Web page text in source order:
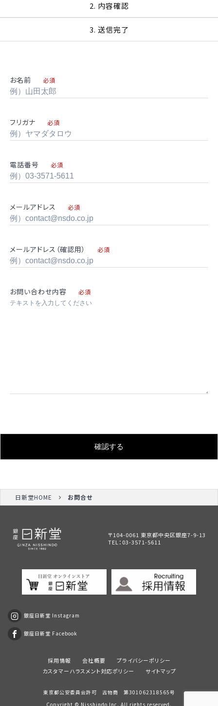
2. 内容確認
3. 送信完了
お名前 必須
フリガナ 必須
電話番号 必須
メールアドレス 必須
メールアドレス（確認用） 必須
お問い合わせ内容 必須
日新堂HOME お問合せ
〒104-0061 東京都中央区銀座7-9-13
TEL： 03-3571-5611
銀座日新堂 Instagram
銀座日新堂 Facebook
採用情報 会社概要
プライバシーポリシー
カスタマーハラスメント対応ポリシー
サイトマップ
東京都公安委員会許可 古物商 第301062318565号
Copyright © Nisshindo Inc. All rights reserved.